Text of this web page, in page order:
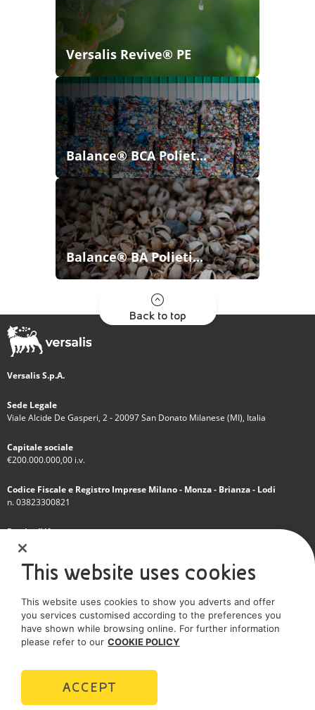
Versalis Revive® PE
Balance® BCA Poliet...
Balance® BA Polieti...
Back to top
Versalis S.p.A.
Sede Legale
Viale Alcide De Gasperi, 2 - 20097 San Donato Milanese (MI), Italia
Capitale sociale
€200.000.000,00 i.v.
Codice Fiscale e Registro Imprese Milano - Monza - Brianza - Lodi
n. 03823300821
Partita IVA
IT 01768800748 - R.E.A. Milano n.1351279
Società soggetta all'attività di direzione e coordinamento dell'Eni S.p.A.
Società con unico socio
SOCIAL MEDIA
POLICIES
This website uses cookies
This website uses cookies to show you adverts and offer
you services customised according to the preferences you
have shown while browsing online. For further information
please refer to our COOKIE POLICY
ACCEPT